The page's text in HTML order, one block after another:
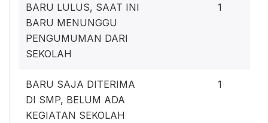
BARU LULUS, SAAT INI
BARU MENUNGGU
PENGUMUMAN DARI
SEKOLAH
1
BARU SAJA DITERIMA
DI SMP, BELUM ADA
KEGIATAN SEKOLAH
1